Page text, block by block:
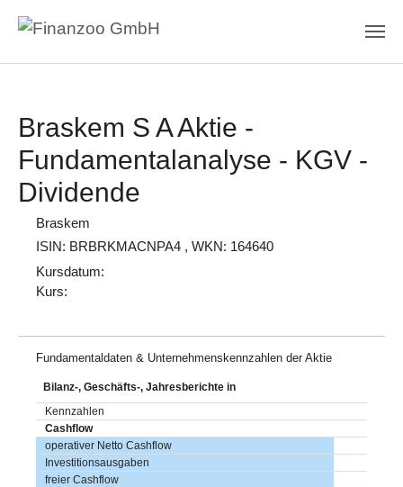
Braskem S A Aktie -
Fundamentalanalyse - KGV -
Dividende
Braskem
ISIN: BRBRKMACNPA4 , WKN: 164640
Kursdatum:
Kurs:
Fundamentaldaten & Unternehmenskennzahlen der Aktie
Bilanz-, Geschäfts-, Jahresberichte in
Kennzahlen
Cashflow
operativer Netto Cashflow
Investitionsausgaben
freier Cashflow